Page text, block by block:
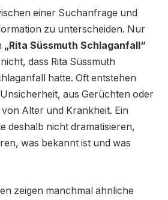
einer Suchanfrage und
zu unterscheiden. Nur
„Rita Süssmuth Schlaganfall“
dass Rita Süssmuth
hatte. Oft entstehen
aus Gerüchten oder
Alter und Krankheit. Ein
deshalb nicht dramatisieren,
was bekannt ist und was
zeigen manchmal ähnliche